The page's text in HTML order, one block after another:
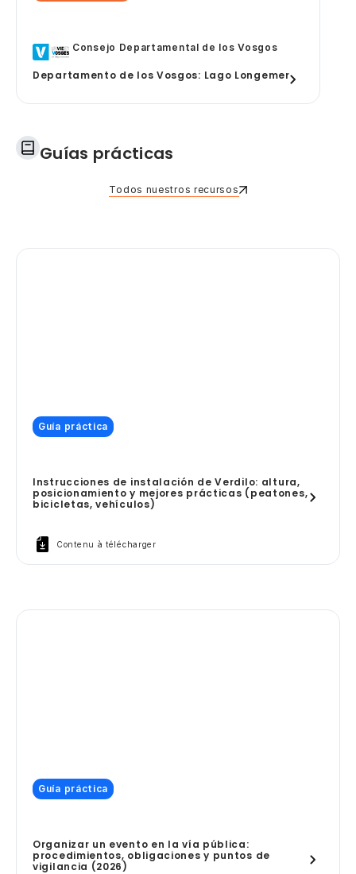
Consejo Departamental de los Vosgos
Departamento de los Vosgos: Lago Longemer
Guías prácticas
Todos nuestros recursos
Guía práctica
Instrucciones de instalación de Verdilo: altura,
posicionamiento y mejores prácticas (peatones,
bicicletas, vehículos)
Contenu à télécharger
Guía práctica
Organizar un evento en la vía pública:
procedimientos, obligaciones y puntos de
vigilancia (2026)